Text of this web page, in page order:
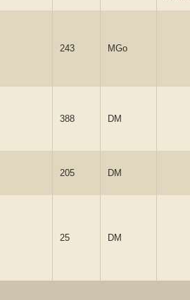
243 MGo
388 DM
205 DM
25 DM